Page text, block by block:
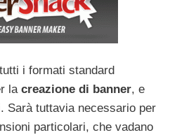
i formati standard
la creazione di banner, e
Sarà tuttavia necessario per
particolari, che vadano